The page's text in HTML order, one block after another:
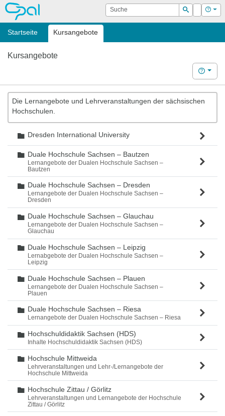
OPAL Suche
Suchen
Login Hilfe
Startseite Kursangebote
Kursangebote
Hilfe
Die Lernangebote und Lehrveranstaltungen der sächsischen
Hochschulen.
Ordner
Dresden International University
Ordner
Duale Hochschule Sachsen – Bautzen
Lernangebote der Dualen Hochschule Sachsen –
Bautzen
Ordner
Duale Hochschule Sachsen – Dresden
Lernangebote der Dualen Hochschule Sachsen –
Dresden
Ordner
Duale Hochschule Sachsen – Glauchau
Lernangebote der Dualen Hochschule Sachsen –
Glauchau
Ordner
Duale Hochschule Sachsen – Leipzig
Lernabgebote der Dualen Hochschule Sachsen –
Leipzig
Ordner
Duale Hochschule Sachsen – Plauen
Lernangebote der Dualen Hochschule Sachsen –
Plauen
Ordner
Duale Hochschule Sachsen – Riesa
Lernangebote der Dualen Hochschule Sachsen – Riesa
Ordner
Hochschuldidaktik Sachsen (HDS)
Inhalte Hochschuldidaktik Sachsen (HDS)
Ordner
Hochschule Mittweida
Lehrveranstaltungen und Lehr-/Lernangebote der
Hochschule Mittweida
Ordner
Hochschule Zittau / Görlitz
Lehrveranstaltungen und Lernangebote der Hochschule
Zittau / Görlitz